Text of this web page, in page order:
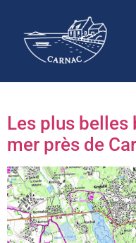
Catégorie :
Loisirs à
Les plus belles
mer près de